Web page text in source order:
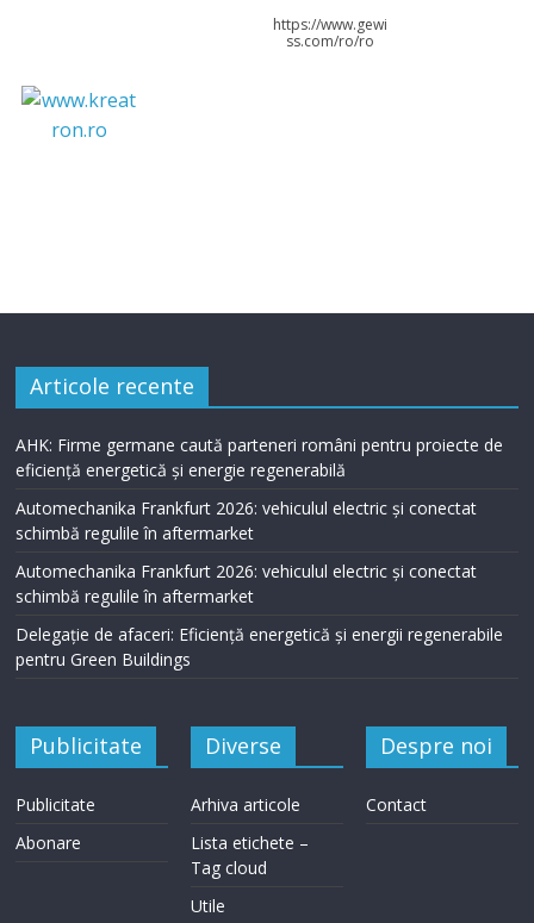
https://www.gewi
ss.com/ro/ro
Articole recente
AHK: Firme germane caută parteneri români pentru proiecte de
eficiență energetică și energie regenerabilă
Automechanika Frankfurt 2026: vehiculul electric și conectat
schimbă regulile în aftermarket
Automechanika Frankfurt 2026: vehiculul electric și conectat
schimbă regulile în aftermarket
Delegație de afaceri: Eficiență energetică și energii regenerabile
pentru Green Buildings
Publicitate
Publicitate
Abonare
Diverse
Arhiva articole
Lista etichete –
Tag cloud
Utile
Despre noi
Contact